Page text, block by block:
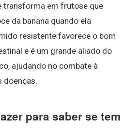
transforma em frutose que
da banana quando ela
resistente favorece o bom
e é um grande aliado do
ajudando no combate à
doenças.
para saber se tem